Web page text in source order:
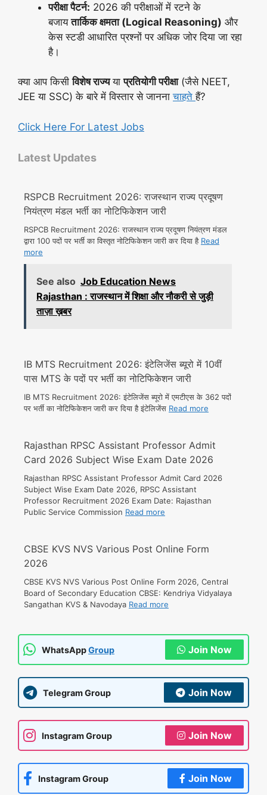
परीक्षा पैटर्न: 2026 की परीक्षाओं में रटने के
बजायतार्किक क्षमता (Logical Reasoning) और
केस स्टडी आधारित प्रश्नों पर अधिक जोर दिया जा रहा
है।
क्या आप किसीविशेष राज्ययाप्रतियोगी परीक्षा(जैसे NEET,
JEE या SSC) के बारे में विस्तार से जाननाचाहतेहैं?
Click Here For Latest Jobs
Latest Updates
RSPCB Recruitment 2026: राजस्थान राज्य प्रदूषण
नियंत्रण मंडल भर्ती का नोटिफिकेशन जारी
RSPCB Recruitment 2026: राजस्थान राज्य प्रदूषण नियंत्रण मंडल
द्वारा 100 पदों पर भर्ती का विस्तृत नोटिफिकेशन जारी कर दिया है Read
more
See also Job Education News
Rajasthan : राजस्थान में शिक्षा और नौकरी से जुड़ी
ताज़ा ख़बर
IB MTS Recruitment 2026: इंटेलिजेंस ब्यूरो में 10वीं
पास MTS के पदों पर भर्ती का नोटिफिकेशन जारी
IB MTS Recruitment 2026: इंटेलिजेंस ब्यूरो में एमटीएस के 362 पदों
पर भर्ती का नोटिफिकेशन जारी कर दिया है इंटेलिजेंस Read more
Rajasthan RPSC Assistant Professor Admit
Card 2026 Subject Wise Exam Date 2026
Rajasthan RPSC Assistant Professor Admit Card 2026
Subject Wise Exam Date 2026, RPSC Assistant
Professor Recruitment 2026 Exam Date: Rajasthan
Public Service Commission Read more
CBSE KVS NVS Various Post Online Form
2026
CBSE KVS NVS Various Post Online Form 2026, Central
Board of Secondary Education CBSE: Kendriya Vidyalaya
Sangathan KVS & Navodaya Read more
WhatsAppGroup Join Now
Telegram Group Join Now
Instagram Group Join Now
Instagram Group Join Now